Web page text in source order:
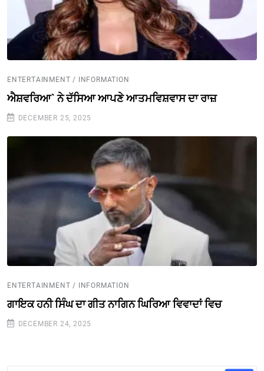
ENTERTAINMENT / INFORMATION
ਐਸ਼ਵਰਿਆ` ਨੇ ਦੱਸਿਆ ਆਪਣੇ ਆਤਮਵਿਸ਼ਵਾਸ ਦਾ ਰਾਜ਼
DECEMBER 25, 2025
ENTERTAINMENT / INFORMATION
ਗਾਇਕ ਹਨੀ ਸਿੰਘ ਦਾ ਗੀਤ ਨਾਗਿਨ ਘਿਰਿਆ ਵਿਵਾਦਾਂ ਵਿਚ
DECEMBER 24, 2025